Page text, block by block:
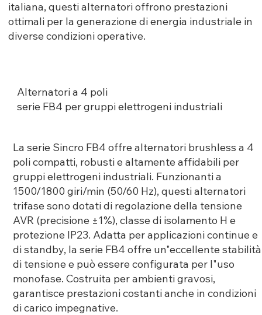
italiana, questi alternatori offrono prestazioni
ottimali per la generazione di energia industriale in
diverse condizioni operative.
Alternatori a 4 poli
serie FB4 per gruppi elettrogeni industriali
La serie Sincro FB4 offre alternatori brushless a 4
poli compatti, robusti e altamente affidabili per
gruppi elettrogeni industriali. Funzionanti a
1500/1800 giri/min (50/60 Hz), questi alternatori
trifase sono dotati di regolazione della tensione
AVR (precisione ±1%), classe di isolamento H e
protezione IP23. Adatta per applicazioni continue e
di standby, la serie FB4 offre un"eccellente stabilità
di tensione e può essere configurata per l"uso
monofase. Costruita per ambienti gravosi,
garantisce prestazioni costanti anche in condizioni
di carico impegnative.